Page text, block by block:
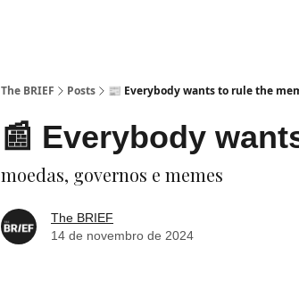
The BRIEF Posts 📰 Everybody wants to rule the
📰 Everybody
moedas, governos e memes
The BRIEF
14 de novembro de 2024